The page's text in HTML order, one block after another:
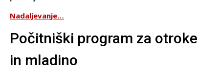
Nadaljevanje…
Počitniški program za otroke
in mladino